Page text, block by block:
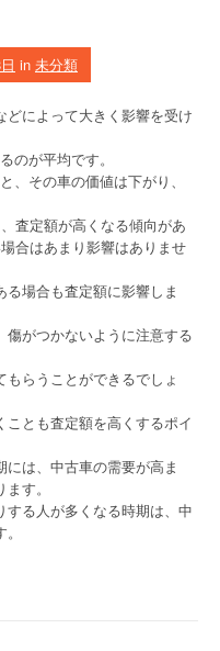
in 未分類
によって大きく影響を受け
のが平均です。
、その車の価値は下がり、
査定額が高くなる傾向があ
合はあまり影響はありませ
場合も査定額に影響しま
がつかないように注意する
らうことができるでしょ
とも査定額を高くするポイ
は、中古車の需要が高ま
す。
る人が多くなる時期は、中